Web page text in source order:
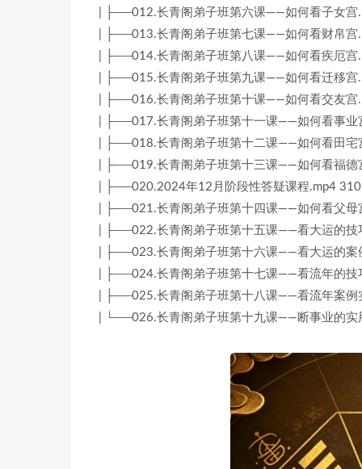
| ├──012.长青阁弟子班第六课——如何看子女
| ├──013.长青阁弟子班第七课——如何看财帛
| ├──014.长青阁弟子班第八课——如何看疾厄
| ├──015.长青阁弟子班第九课——如何看迁移
| ├──016.长青阁弟子班第十课——如何看交友
| ├──017.长青阁弟子班第十一课——如何看事
| ├──018.长青阁弟子班第十二课——如何看田
| ├──019.长青阁弟子班第十三课——如何看福
| ├──020.2024年12月阶段性答疑课程.mp4
| ├──021.长青阁弟子班第十四课——如何看父
| ├──022.长青阁弟子班第十五课——看大运的
| ├──023.长青阁弟子班第十六课——看大运的
| ├──024.长青阁弟子班第十七课——看流年的
| ├──025.长青阁弟子班第十八课——看流年案
| └──026.长青阁弟子班第十九课——断事业的